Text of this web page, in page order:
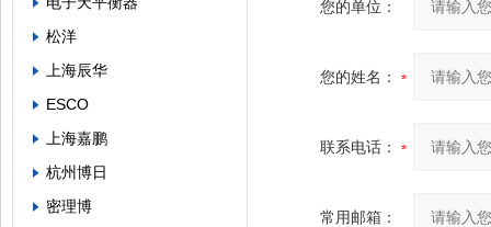
松洋
上海辰华
ESCO
上海嘉鹏
杭州博日
密理博
您的单位：
您的姓名：
联系电话：
常用邮箱：